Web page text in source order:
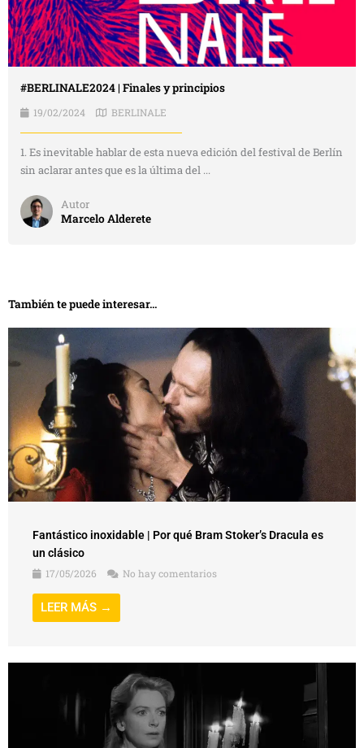
#BERLINALE2024 | Finales y principios
19/02/2024 BERLINALE
1. Es inevitable hablar de esta nueva edición del festival de Berlín
sin aclarar antes que es la última del ...
Autor
Marcelo Alderete
También te puede interesar...
Fantástico inoxidable | Por qué Bram Stoker’s Dracula es
un clásico
17/05/2026
No hay comentarios
LEER MÁS →